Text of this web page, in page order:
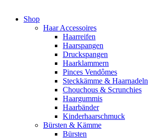
Shop
Haar Accessoires
Haarreifen
Haarspangen
Druckspangen
Haarklammern
Pinces Vendômes
Steckkämme & Haarnadeln
Chouchous & Scrunchies
Haargummis
Haarbänder
Kinderhaarschmuck
Bürsten & Kämme
Bürsten